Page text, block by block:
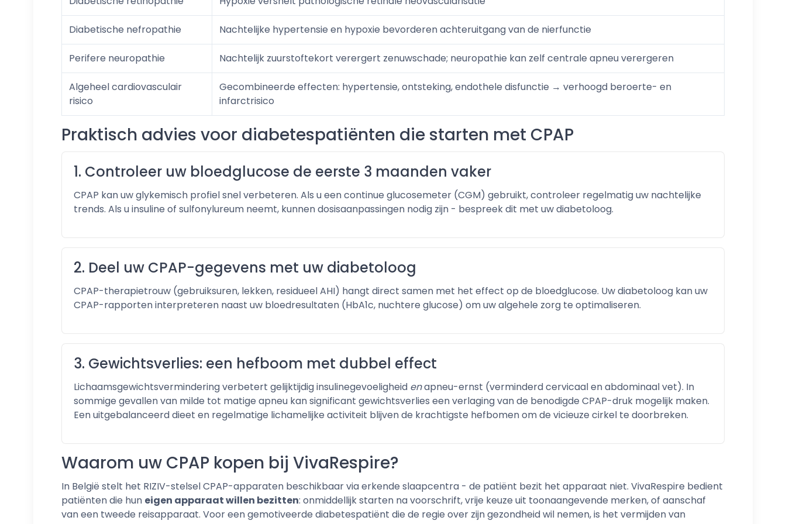
Diabetische nefropathie Nachtelijke hypertensie en hypoxie bevorderen achteruitgang van de nierfunctie
Perifere neuropathie Nachtelijk zuurstoftekort verergert zenuwschade; neuropathie kan zelf centrale apneu verergeren
Algeheel cardiovasculair
risico
Gecombineerde effecten: hypertensie, ontsteking, endothele disfunctie → verhoogd beroerte- en
infarctrisico
Praktisch advies voor diabetespatiënten die starten met CPAP
1. Controleer uw bloedglucose de eerste 3 maanden vaker
CPAP kan uw glykemisch profiel snel verbeteren. Als u een continue glucosemeter (CGM) gebruikt, controleer regelmatig uw nachtelijke
trends. Als u insuline of sulfonylureum neemt, kunnen dosisaanpassingen nodig zijn - bespreek dit met uw diabetoloog.
2. Deel uw CPAP-gegevens met uw diabetoloog
CPAP-therapietrouw (gebruiksuren, lekken, residueel AHI) hangt direct samen met het effect op de bloedglucose. Uw diabetoloog kan uw
CPAP-rapporten interpreteren naast uw bloedresultaten (HbA1c, nuchtere glucose) om uw algehele zorg te optimaliseren.
3. Gewichtsverlies: een hefboom met dubbel effect
Lichaamsgewichtsvermindering verbetert gelijktijdig insulinegevoeligheid enapneu-ernst (verminderd cervicaal en abdominaal vet). In
sommige gevallen van milde tot matige apneu kan significant gewichtsverlies een verlaging van de benodigde CPAP-druk mogelijk maken.
Een uitgebalanceerd dieet en regelmatige lichamelijke activiteit blijven de krachtigste hefbomen om de vicieuze cirkel te doorbreken.
Waarom uw CPAP kopen bij VivaRespire?
In België stelt het RIZIV-stelsel CPAP-apparaten beschikbaar via erkende slaapcentra - de patiënt bezit het apparaat niet. VivaRespire bedient
patiënten die hun eigen apparaat willen bezitten: onmiddellijk starten na voorschrift, vrije keuze uit toonaangevende merken, of aanschaf
van een tweede reisapparaat. Voor een gemotiveerde diabetespatiënt die de regie over zijn gezondheid wil nemen, is het vermijden van